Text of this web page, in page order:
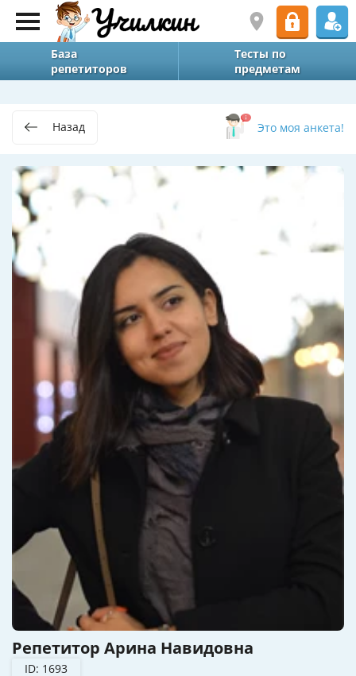
База
репетиторов
Тесты по
предметам
Назад Это моя анкета!
Репетитор Арина Навидовна
ID: 1693